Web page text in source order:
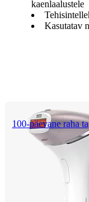
kaenlaalustele
Kasutatav
100-päevane raha